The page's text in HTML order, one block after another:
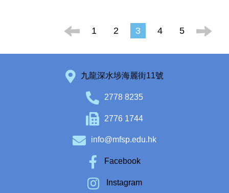
1 2 3 4 5
九龍深水埗海麗街11號
2778 8235
2776 1744
info@mfsp.edu.hk
Facebook
Instagram